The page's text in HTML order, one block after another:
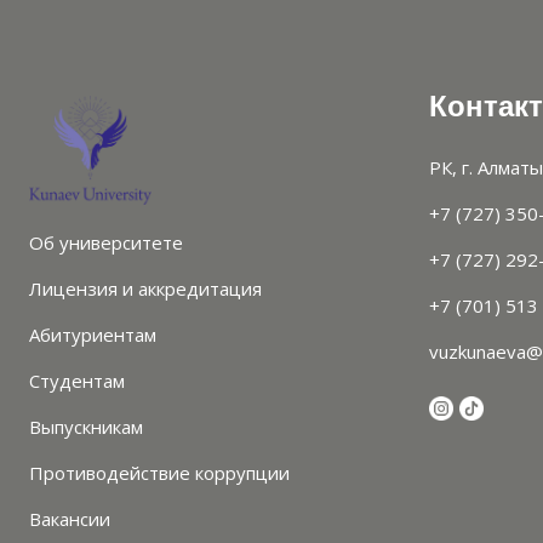
Об университете
Лицензия и аккредитация
Абитуриентам
Студентам
Выпускникам
Противодействие коррупции
Вакансии
РК, г.
+7 (727)
+7 (727)
+7 (701) 513